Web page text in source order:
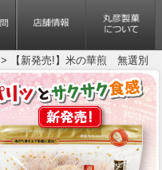
> 【新発売!】米の華煎 無選別